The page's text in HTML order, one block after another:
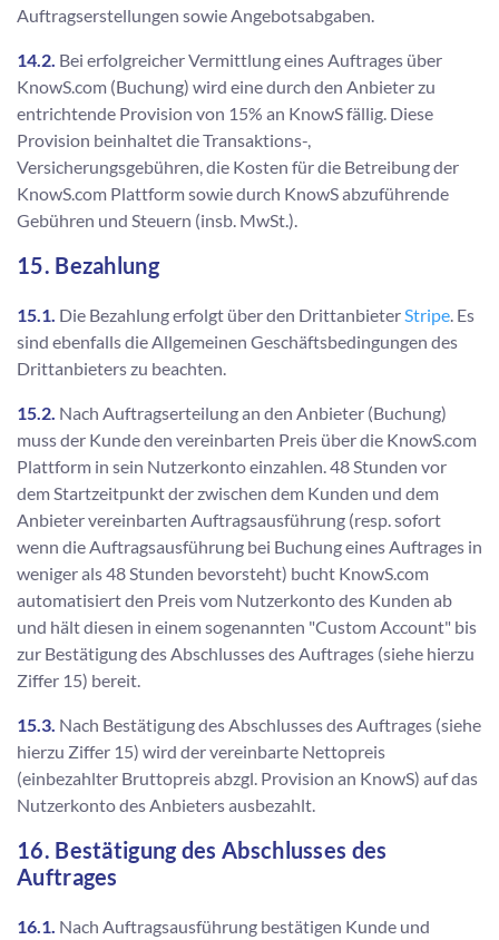
Auftragserstellungen sowie Angebotsabgaben.
14.2. Bei erfolgreicher Vermittlung eines Auftrages über
KnowS.com (Buchung) wird eine durch den Anbieter zu
entrichtende Provision von 15% an KnowS fällig. Diese
Provision beinhaltet die Transaktions-,
Versicherungsgebühren, die Kosten für die Betreibung der
KnowS.com Plattform sowie durch KnowS abzuführende
Gebühren und Steuern (insb. MwSt.).
15. Bezahlung
15.1. Die Bezahlung erfolgt über den Drittanbieter Stripe . Es
sind ebenfalls die Allgemeinen Geschäftsbedingungen des
Drittanbieters zu beachten.
15.2. Nach Auftragserteilung an den Anbieter (Buchung)
muss der Kunde den vereinbarten Preis über die KnowS.com
Plattform in sein Nutzerkonto einzahlen. 48 Stunden vor
dem Startzeitpunkt der zwischen dem Kunden und dem
Anbieter vereinbarten Auftragsausführung (resp. sofort
wenn die Auftragsausführung bei Buchung eines Auftrages in
weniger als 48 Stunden bevorsteht) bucht KnowS.com
automatisiert den Preis vom Nutzerkonto des Kunden ab
und hält diesen in einem sogenannten "Custom Account" bis
zur Bestätigung des Abschlusses des Auftrages (siehe hierzu
Ziffer 15) bereit.
15.3. Nach Bestätigung des Abschlusses des Auftrages (siehe
hierzu Ziffer 15) wird der vereinbarte Nettopreis
(einbezahlter Bruttopreis abzgl. Provision an KnowS) auf das
Nutzerkonto des Anbieters ausbezahlt.
16. Bestätigung des Abschlusses des
Auftrages
16.1. Nach Auftragsausführung bestätigen Kunde und